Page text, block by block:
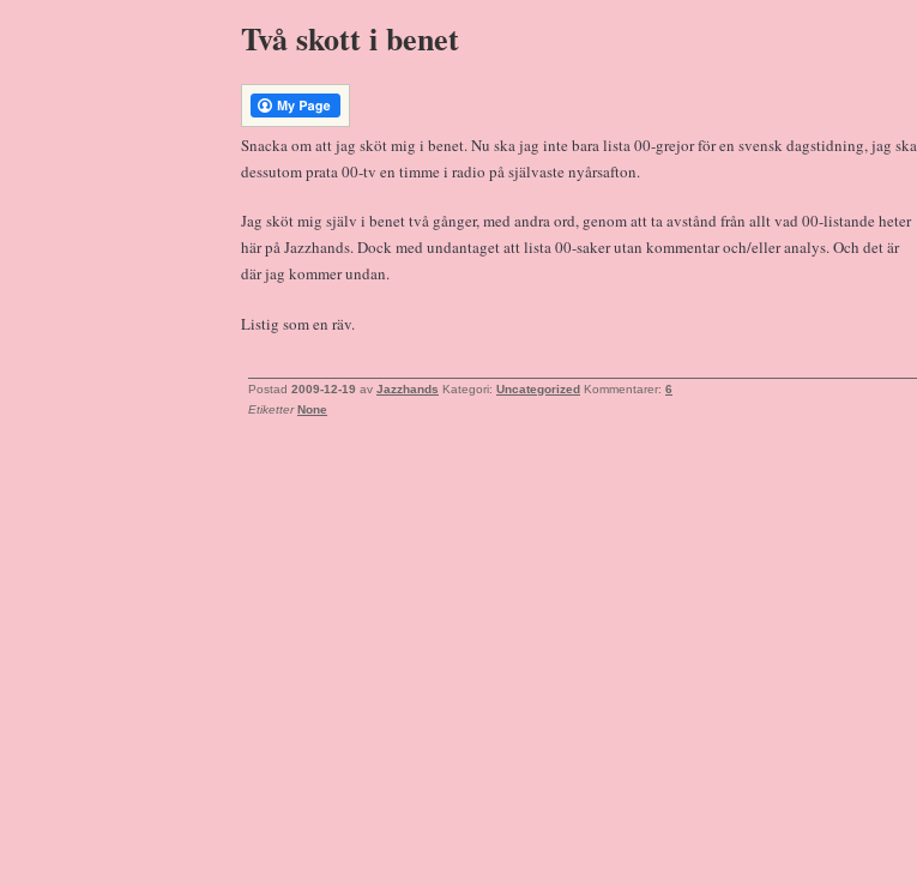
Två skott i benet
Snacka om att jag sköt mig i benet. Nu ska jag inte bara lista 00-grejor för en svensk dagstidning, jag ska
dessutom prata 00-tv en timme i radio på självaste nyårsafton.
Jag sköt mig själv i benet två gånger, med andra ord, genom att ta avstånd från allt vad 00-listande heter
här på Jazzhands. Dock med undantaget att lista 00-saker utan kommentar och/eller analys. Och det är
där jag kommer undan.
Listig som en räv.
Postad 2009-12-19 av Jazzhands Kategori: Uncategorized Kommentarer: 6
Etiketter None